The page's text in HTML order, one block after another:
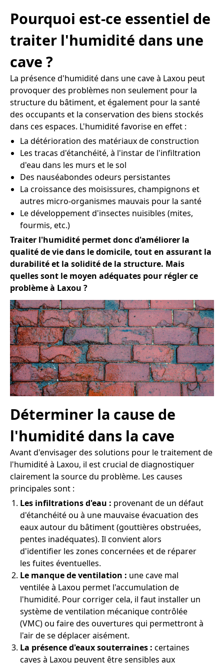
Pourquoi est-ce essentiel de
traiter l'humidité dans une
cave ?
La présence d'humidité dans une cave à Laxou peut
provoquer des problèmes non seulement pour la
structure du bâtiment, et également pour la santé
des occupants et la conservation des biens stockés
dans ces espaces. L'humidité favorise en effet :
La détérioration des matériaux de construction
Les tracas d'étanchéité, à l'instar de l'infiltration
d'eau dans les murs et le sol
Des nauséabondes odeurs persistantes
La croissance des moisissures, champignons et
autres micro-organismes mauvais pour la santé
Le développement d'insectes nuisibles (mites,
fourmis, etc.)
Traiter l'humidité permet donc d'améliorer la
qualité de vie dans le domicile, tout en assurant la
durabilité et la solidité de la structure. Mais
quelles sont le moyen adéquates pour régler ce
problème à Laxou ?
Déterminer la cause de
l'humidité dans la cave
Avant d'envisager des solutions pour le traitement de
l'humidité à Laxou, il est crucial de diagnostiquer
clairement la source du problème. Les causes
principales sont :
Les infiltrations d'eau : provenant de un défaut
d'étanchéité ou à une mauvaise évacuation des
eaux autour du bâtiment (gouttières obstruées,
pentes inadéquates). Il convient alors
d'identifier les zones concernées et de réparer
les fuites éventuelles.
Le manque de ventilation : une cave mal
ventilée à Laxou permet l'accumulation de
l'humidité. Pour corriger cela, il faut installer un
système de ventilation mécanique contrôlée
(VMC) ou faire des ouvertures qui permettront à
l'air de se déplacer aisément.
La présence d'eaux souterraines : certaines
caves à Laxou peuvent être sensibles aux